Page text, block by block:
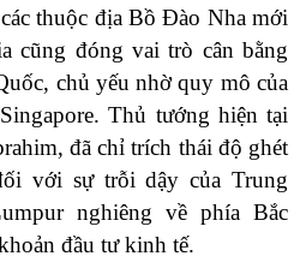
thuộc địa Bồ Đào Nha mới
cũng đóng vai trò cân bằng
chủ yếu nhờ quy mô của
Thủ tướng hiện tại
đã chỉ trích thái độ ghét
với sự trỗi dậy của Trung
nghiêng về phía Bắc
đầu tư kinh tế.